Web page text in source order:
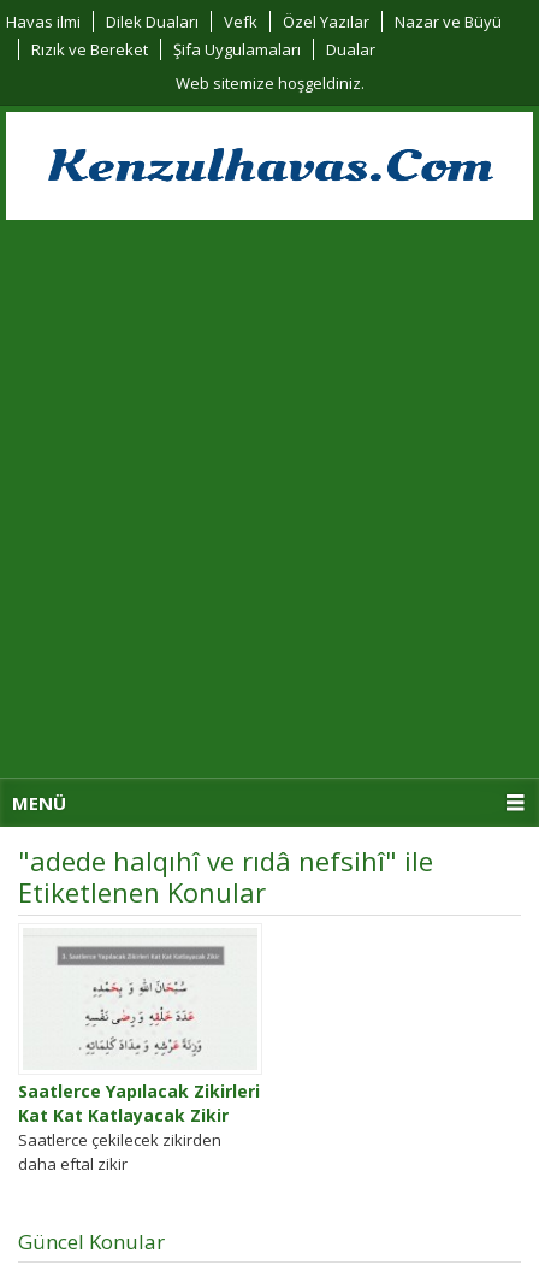
Havas ilmi Dilek Duaları Vefk Özel Yazılar
Nazar ve Büyü
Rızık ve Bereket
Şifa Uygulamaları
Dualar
Web sitemize hoşgeldiniz.
MENÜ
"adede halqıhî ve rıdâ nefsihî" ile
Etiketlenen Konular
Saatlerce Yapılacak Zikirleri
Kat Kat Katlayacak Zikir
Saatlerce çekilecek zikirden
daha eftal zikir
Güncel Konular